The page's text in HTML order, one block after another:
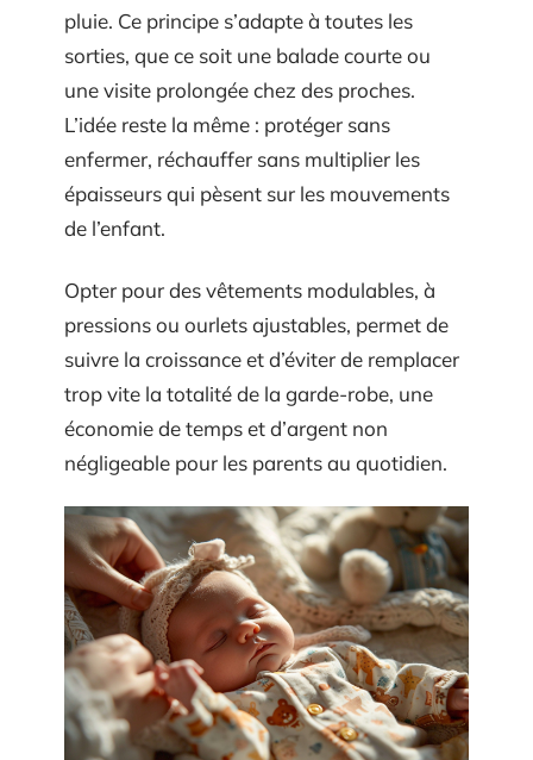
pluie. Ce principe s’adapte à toutes les
sorties, que ce soit une balade courte ou
une visite prolongée chez des proches.
L’idée reste la même : protéger sans
enfermer, réchauffer sans multiplier les
épaisseurs qui pèsent sur les mouvements
de l’enfant.
Opter pour des vêtements modulables, à
pressions ou ourlets ajustables, permet de
suivre la croissance et d’éviter de remplacer
trop vite la totalité de la garde-robe, une
économie de temps et d’argent non
négligeable pour les parents au quotidien.